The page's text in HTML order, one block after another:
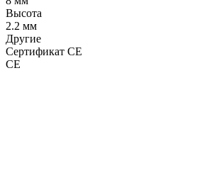
Высота
2.2 мм
Другие
Сертификат CE
CE